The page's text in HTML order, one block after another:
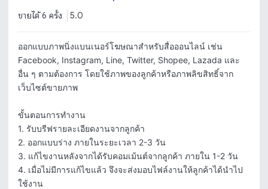
ขายได้ 6 ครั้ง 5.0
ออกแบบภาพนิ่งแบนเนอร์โฆษณาสำหรับสื่อออนไลน์ เช่น
Facebook, Instagram, Line, Twitter, Shopee, Lazada และ
อื่น ๆ ตามต้องการ โดยใช้ภาพของลูกค้าหรือภาพลิขสิทธิ์จาก
เว็บไซต์ขายภาพ
ขั้นตอนการทำงาน
1. รับบรีฟรายละเอียดงานจากลูกค้า
2. ออกแบบร่าง ภายในระยะเวลา 2-3 วัน
3. แก้ไขงานหลังจากได้รับคอมเม้นต์จากลูกค้า ภายใน 1-2 วัน
4. เมื่อไม่มีการแก้ไขแล้ว จึงจะส่งมอบไฟล์งานให้ลูกค้าได้นำไป
ใช้งาน